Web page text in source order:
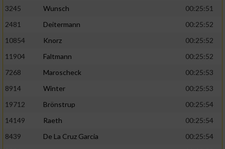
3245
Wunsch
00:25:51
2481
Deitermann
00:25:52
10854
Knorz
00:25:52
11904
Faltmann
00:25:52
7268
Maroscheck
00:25:53
8914
Winter
00:25:53
19712
Brönstrup
00:25:54
14149
Raeth
00:25:54
8439
De La Cruz Garcia
00:25:54
Werbung
personalisierter Werbung
von Inhalten
personalisierter Inhalte